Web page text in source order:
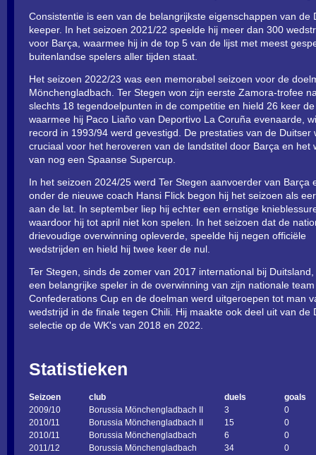
Consistentie is een van de belangrijkste eigenschappen van de
keeper. In het seizoen 2021/22 speelde hij meer dan 300
voor Barça, waarmee hij in de top 5 van de lijst met meest
buitenlandse spelers aller tijden staat.
Het seizoen 2022/23 was een memorabel seizoen voor de
Mönchengladbach. Ter Stegen won zijn eerste Zamora-trofee
slechts 18 tegendoelpunten in de competitie en hield 26 keer
waarmee hij Paco Liaño van Deportivo La Coruña evenaarde,
record in 1993/94 werd gevestigd. De prestaties van de Duitser
cruciaal voor het heroveren van de landstitel door Barça en het
van nog een Spaanse Supercup.
In het seizoen 2024/25 werd Ter Stegen aanvoerder van Barça
onder de nieuwe coach Hansi Flick begon hij het seizoen als
aan de lat. In september liep hij echter een ernstige
waardoor hij tot april niet kon spelen. In het seizoen dat de
drievoudige overwinning opleverde, speelde hij negen officiële
wedstrijden en hield hij twee keer de nul.
Ter Stegen, sinds de zomer van 2017 international bij Duitsland,
een belangrijke speler in de overwinning van zijn nationale
Confederations Cup en de doelman werd uitgeroepen tot man
wedstrijd in de finale tegen Chili. Hij maakte ook deel uit van de
selectie op de WK's van 2018 en 2022.
Statistieken
Seizoen club duels
goals
2009/10
Borussia Mönchengladbach II 3
0
2010/11
Borussia Mönchengladbach II 15
0
2010/11
Borussia Mönchengladbach 6
0
2011/12
Borussia Mönchengladbach 34
0